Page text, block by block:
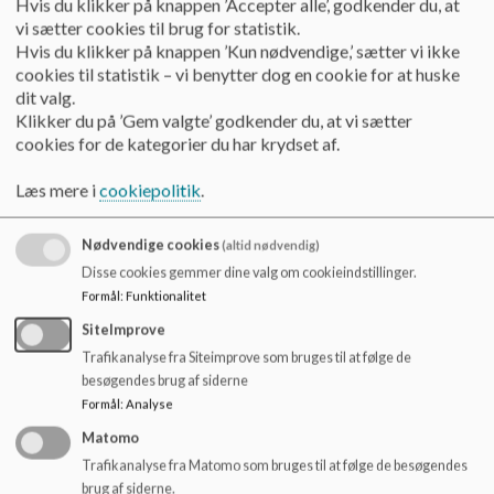
Det er et forventet elevtalsdyk, og der er
opmærksomhed på medarbejdernes
opgaveportefølje og tryghed i ansættelsen i
medarbejdere, som betyder at fagfordelingen og
det faglige samarbejde imellem lærerne ændrer
Alle
klasselokalet. Hvad lærte vi af corona?
Efter en kort motivation fra Katrine, drøfter vi
emnet.
Generelt: Forskning viser mindre læring og
Hvis du klikker på knappen ’Accepter alle’, godkender du, at
vi sætter cookies til brug for statistik.
Hvis du klikker på knappen ’Kun nødvendige,’ sætter vi ikke
cookies til statistik – vi benytter dog en cookie for at huske
dit valg.
Klikker du på ’Gem valgte’ godkender du, at vi sætter
cookies for de kategorier du har krydset af.
Læs mere icookiepolitik.
Nødvendige cookies(altid nødvendig)
Disse cookies gemmer dine valg om cookieindstillinger.
Formål: Funktionalitet
SiteImprove
Trafikanalyse fra Siteimprove som bruges til at følge de
besøgendes brug af siderne
Formål: Analyse
Matomo
Trafikanalyse fra Matomo som bruges til at følge de besøgendes
brug af siderne.